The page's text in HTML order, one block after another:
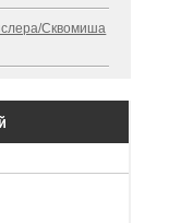
Сквомиша